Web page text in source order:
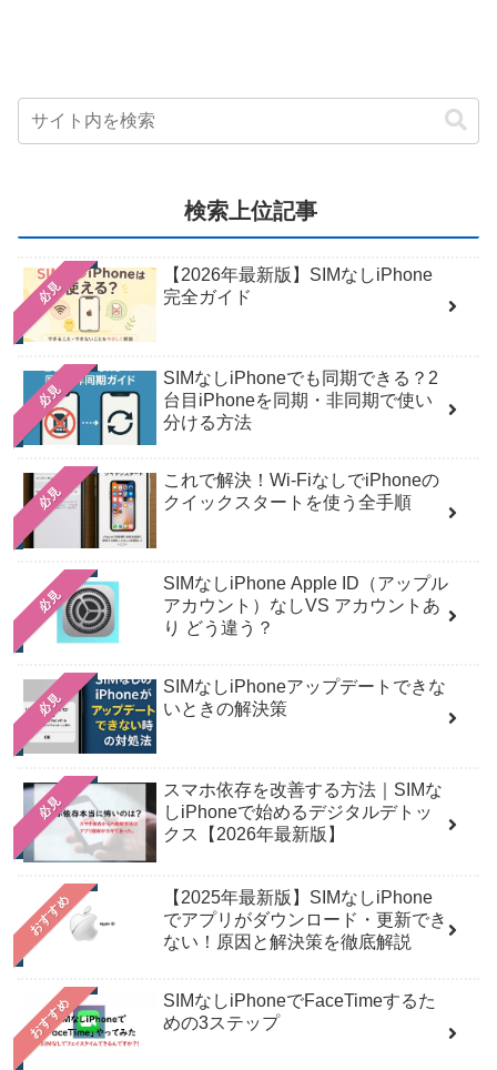
検索上位記事
必見
【2026年最新版】SIMなしiPhone
完全ガイド
必見
SIMなしiPhoneでも同期できる？2
台目iPhoneを同期・非同期で使い
分ける方法
必見
これで解決！Wi‑FiなしでiPhoneの
クイックスタートを使う全手順
必見
SIMなしiPhone Apple ID（アップル
アカウント）なしVS アカウントあ
り どう違う？
必見
SIMなしiPhoneアップデートできな
いときの解決策
必見
スマホ依存を改善する方法｜SIMな
しiPhoneで始めるデジタルデトッ
クス【2026年最新版】
おすすめ
【2025年最新版】SIMなしiPhone
でアプリがダウンロード・更新でき
ない！原因と解決策を徹底解説
おすすめ
SIMなしiPhoneでFaceTimeするた
めの3ステップ